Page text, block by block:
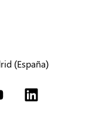
(España)